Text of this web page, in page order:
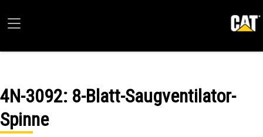
4N-3092: 8-Blatt-Saugventilator-
Spinne